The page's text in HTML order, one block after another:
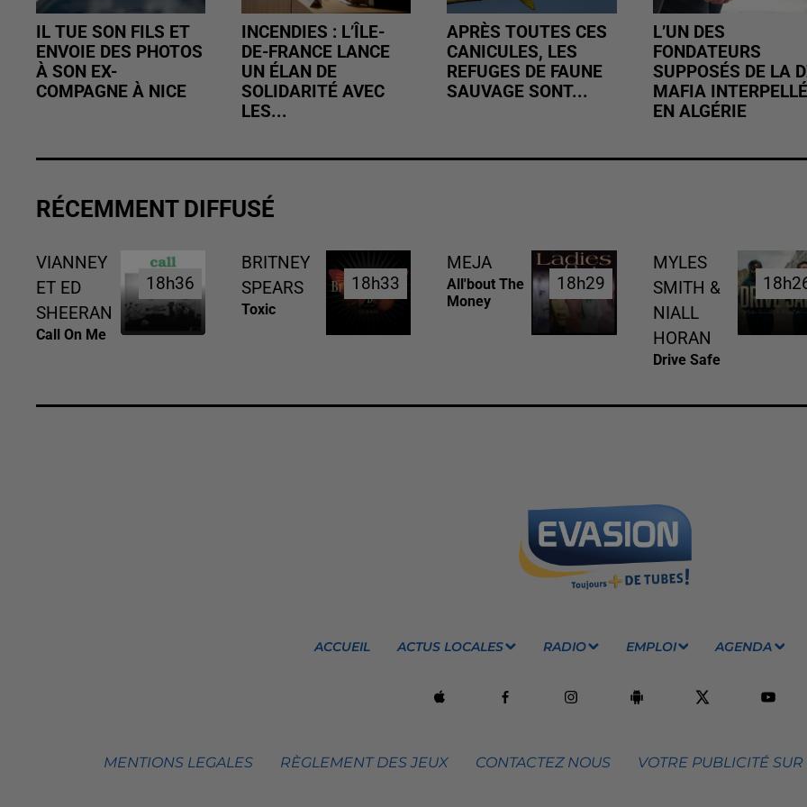
IL TUE SON FILS ET
ENVOIE DES PHOTOS
À SON EX-
COMPAGNE À NICE
INCENDIES : L’ÎLE-
DE-FRANCE LANCE
UN ÉLAN DE
SOLIDARITÉ AVEC
LES...
APRÈS TOUTES CES
CANICULES, LES
REFUGES DE FAUNE
SAUVAGE SONT...
L’UN DES
FONDATEURS
SUPPOSÉS DE LA
MAFIA INTERPELLÉ
EN ALGÉRIE
RÉCEMMENT DIFFUSÉ
VIANNEY
ET ED
SHEERAN
Call On Me
18h36
18h36
BRITNEY
SPEARS
Toxic
18h33
18h33
MEJA
All'bout The
Money
18h29
18h29
MYLES
SMITH &
NIALL
HORAN
Drive Safe
ACCUEIL ACTUS LOCALES RADIO EMPLOI AGENDA
MENTIONS LEGALES RÈGLEMENT DES JEUX CONTACTEZ NOUS VOTRE PUBLICITÉ